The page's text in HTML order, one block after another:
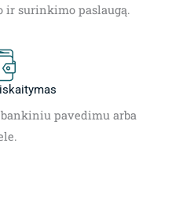
ir surinkimo paslaugą.
pavedimu arba